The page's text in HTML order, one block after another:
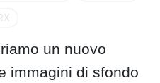
un nuovo
immagini di sfondo